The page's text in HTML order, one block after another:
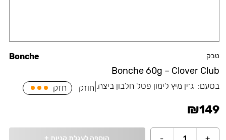
טבק
Bonche 60g – Clover Club
Bonche
בטעם: ⁠ג׳ין מיץ לימון פטל חלבון ביצה. חוזק חזק
₪149
הוספה לעגלת קניות +